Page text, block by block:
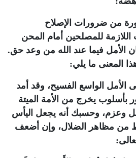
من ضرورات الإصلاح
للمصلحين أمام المحن
الأمل فيما عند الله من وعد حق.
المعنى ما يلي:
الأمل الواسع الفسيح، وقد أمد
بأسلوب يخرج من الأمة الميتة
وعزم، وحسبك أنه يجعل اليأس
من مظاهر الضلال، وإن أضعف